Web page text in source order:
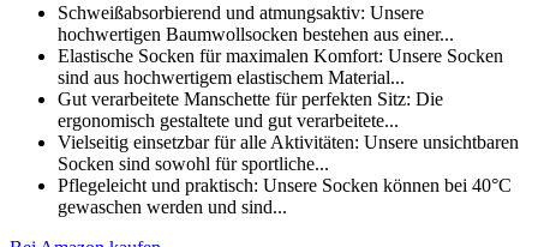
Schweißabsorbierend und atmungsaktiv: Unsere
hochwertigen Baumwollsocken bestehen aus einer...
Elastische Socken für maximalen Komfort: Unsere Socken
sind aus hochwertigem elastischem Material...
Gut verarbeitete Manschette für perfekten Sitz: Die
ergonomisch gestaltete und gut verarbeitete...
Vielseitig einsetzbar für alle Aktivitäten: Unsere unsichtbaren
Socken sind sowohl für sportliche...
Pflegeleicht und praktisch: Unsere Socken können bei 40°C
gewaschen werden und sind...